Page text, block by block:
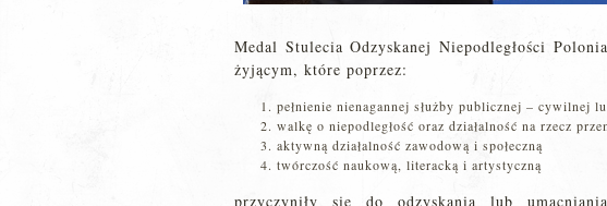
Medal Stulecia Odzyskanej Niepodległości
żyjącym, które poprzez:
pełnienie nienagannej służby publicznej – cywilnej
walkę o niepodległość oraz działalność na rzecz
aktywną działalność zawodową i społeczną
twórczość naukową, literacką i artystyczną
przyczyniły się do odzyskania lub